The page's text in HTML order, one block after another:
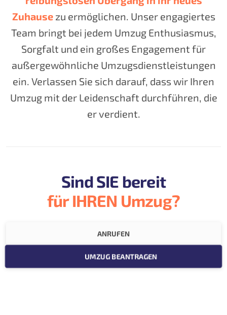
Zuhausezu ermöglichen. Unser engagiertes
Team bringt bei jedem Umzug Enthusiasmus,
Sorgfalt und ein großes Engagement für
außergewöhnliche Umzugsdienstleistungen
ein. Verlassen Sie sich darauf, dass wir Ihren
Umzug mit der Leidenschaft durchführen, die
er verdient.
Sind SIE bereit
für IHREN Umzug?
ANRUFEN
UMZUG BEANTRAGEN